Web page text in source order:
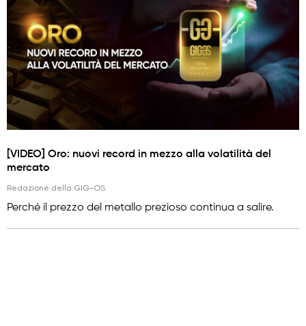
[VIDEO] Oro: nuovi record in mezzo alla volatilità del
mercato
Redazione della GIG-OS
Perché il prezzo del metallo prezioso continua a salire.